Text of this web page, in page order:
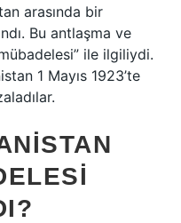
arasında bir
Bu antlaşma ve
ile ilgiliydi.
1 Mayıs 1923’te